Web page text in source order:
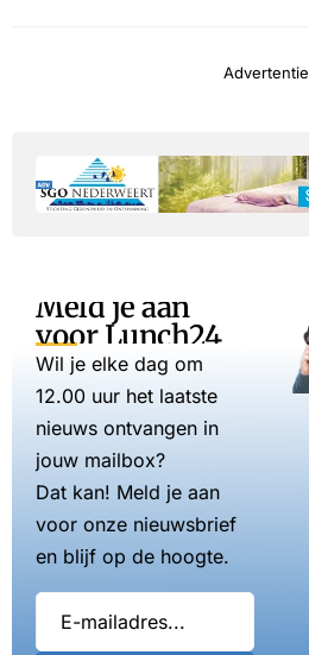
Advertentie
Meld je aan
voor Lunch24
Wil je elke dag om
12.00 uur het laatste
nieuws ontvangen in
jouw mailbox?
Dat kan! Meld je aan
voor onze nieuwsbrief
en blijf op de hoogte.